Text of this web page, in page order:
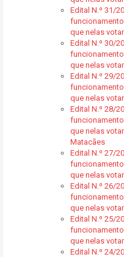
Edital N.º 31/
que nelas
Edital N.º 30/
que nelas
Edital N.º 29/
que nelas
Edital N.º 28/
que nelas
Matacães
Edital N.º 27/
que nelas
Edital N.º 26/
que nelas
Edital N.º 25/
que nelas
Edital N.º 24/